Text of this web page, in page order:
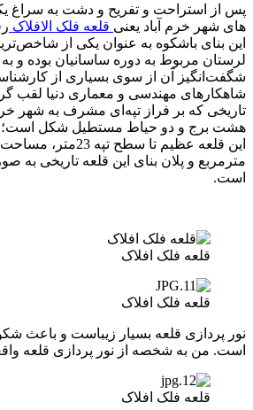
پس از استراحت و تفریح و دشت به سراغ
های شهر خرم آباد یعنی قلعه فلک الافلاک
این بنای باشکوه به ‌عنوان یکی از
لرستان مربوط به دوره ساسانیان بوده و به
شگفت‌انگیز آن از سوی بسیاری از
شاهکارهای مهندسی و معماری دنیا لقب
تاریخی که بر فراز تپه‌ای مشرف ‌به شهر
هشت برج و دو حیاط مستطیل شکل است؛
مترمربع و پلان بنای این قلعه تاریخی
است.
قلعه فلک افلاک
قلعه فلک افلاک
نور پردازی قلعه بسیار زیباست و باعث
است. من به شخصه از نور پردازی قلعه
قلعه فلک افلاک